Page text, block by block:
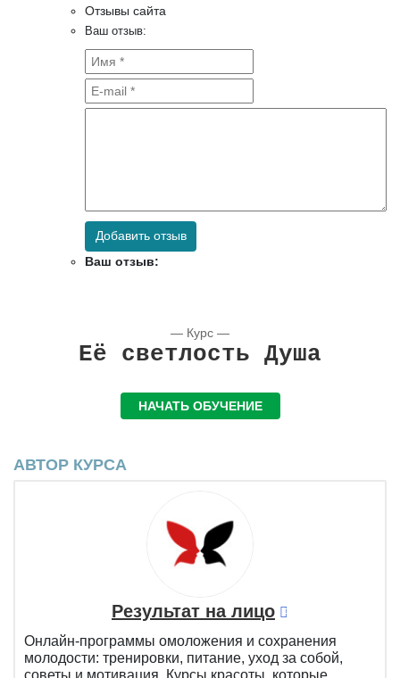
Отзывы сайта
Ваш отзыв:
Добавить отзыв
Ваш отзыв:
— Курс —
Её светлость Душа
НАЧАТЬ ОБУЧЕНИЕ
АВТОР КУРСА
Результат на лицо
Онлайн-программы омоложения и сохранения
молодости: тренировки, питание, уход за собой,
советы и мотивация. Курсы красоты, которые